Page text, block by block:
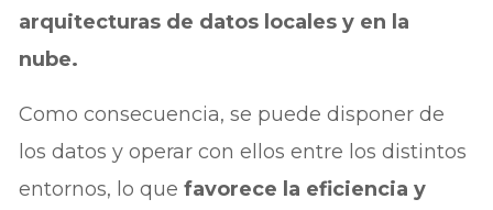
arquitecturas de datos locales y en la
nube.
Como consecuencia, se puede disponer de
los datos y operar con ellos entre los distintos
entornos, lo quefavorece la eficiencia y